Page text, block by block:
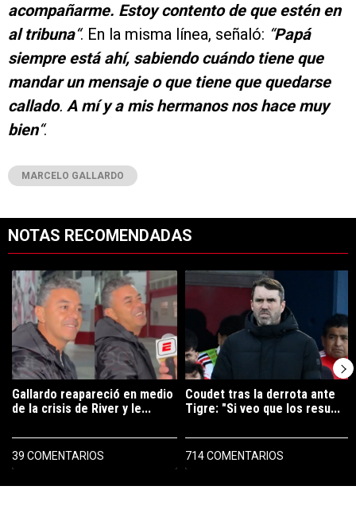
acompañarme. Estoy contento de que estén en
al tribuna“. En la misma línea, señaló: “Papá
siempre está ahí, sabiendo cuándo tiene que
mandar un mensaje o que tiene que quedarse
callado. A mí y a mis hermanos nos hace muy
bien“.
MARCELO GALLARDO
NOTAS RECOMENDADAS
PUBLICIDAD
Un artículo de tendencia con el título "Gallardo reapareció en medio
Gallardo reapareció en medio
de la crisis de River y le...
39 COMENTARIOS
Un artículo de tendencia con el
Coudet tras la derrota ante
Tigre: "Si veo que los resu...
714 COMENTARIOS